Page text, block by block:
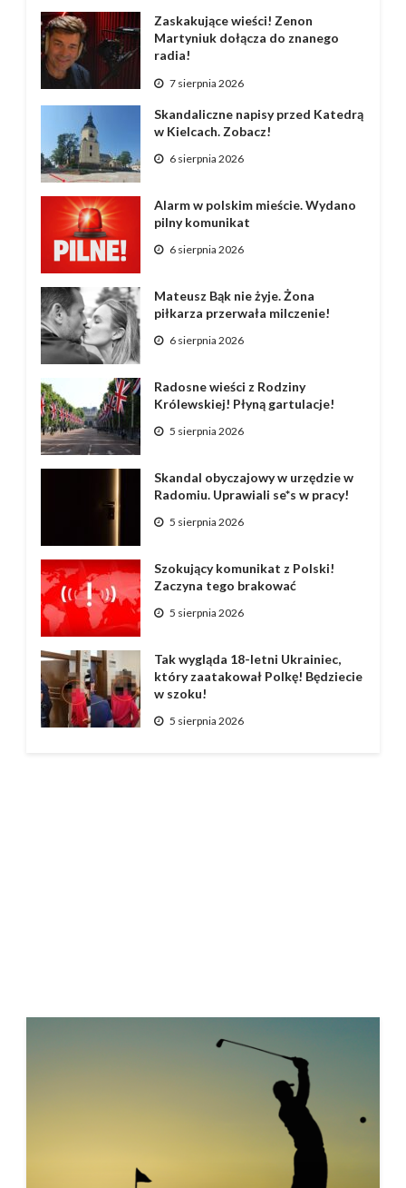
Zaskakujące wieści! Zenon
Martyniuk dołącza do znanego
radia!
7 sierpnia 2026
Skandaliczne napisy przed Katedrą
w Kielcach. Zobacz!
6 sierpnia 2026
Alarm w polskim mieście. Wydano
pilny komunikat
6 sierpnia 2026
Mateusz Bąk nie żyje. Żona
piłkarza przerwała milczenie!
6 sierpnia 2026
Radosne wieści z Rodziny
Królewskiej! Płyną gartulacje!
5 sierpnia 2026
Skandal obyczajowy w urzędzie w
Radomiu. Uprawiali se*s w pracy!
5 sierpnia 2026
Szokujący komunikat z Polski!
Zaczyna tego brakować
5 sierpnia 2026
Tak wygląda 18-letni Ukrainiec,
który zaatakował Polkę! Będziecie
w szoku!
5 sierpnia 2026